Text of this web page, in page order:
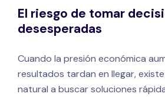
El riesgo de tomar
desesperadas
Cuando la presión económica
resultados tardan en llegar,
natural a buscar soluciones